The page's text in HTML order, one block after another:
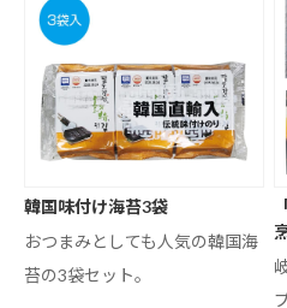
韓国味付け海苔3袋
おつまみとしても人気の韓国海
苔の3袋セット。